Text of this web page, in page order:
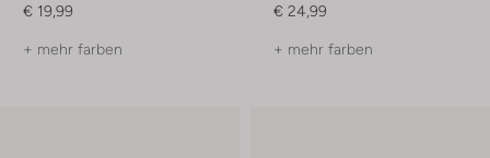
€ 19,99
+ mehr farben
€ 24,99
+ mehr farben